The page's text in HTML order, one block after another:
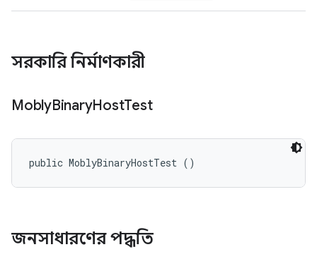
সরকারি নির্মাণকারী
MoblyBinaryHostTest
public MoblyBinaryHostTest ()
জনসাধারণের পদ্ধতি